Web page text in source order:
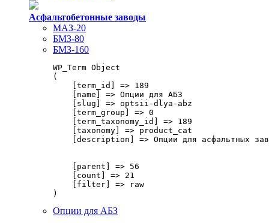
Асфальтобетонные заводы
МАЗ-20
БМЗ-80
БМЗ-160
WP_Term Object
(
    [term_id] => 189
    [name] => Опции для АБЗ
    [slug] => optsii-dlya-abz
    [term_group] => 0
    [term_taxonomy_id] => 189
    [taxonomy] => product_cat
[description] => Опции для асфальтных
    [parent] => 56
    [count] => 21
    [filter] => raw
Опции для АБЗ